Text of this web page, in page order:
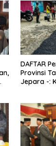
DAFTAR
Provinsi
Jepara -: